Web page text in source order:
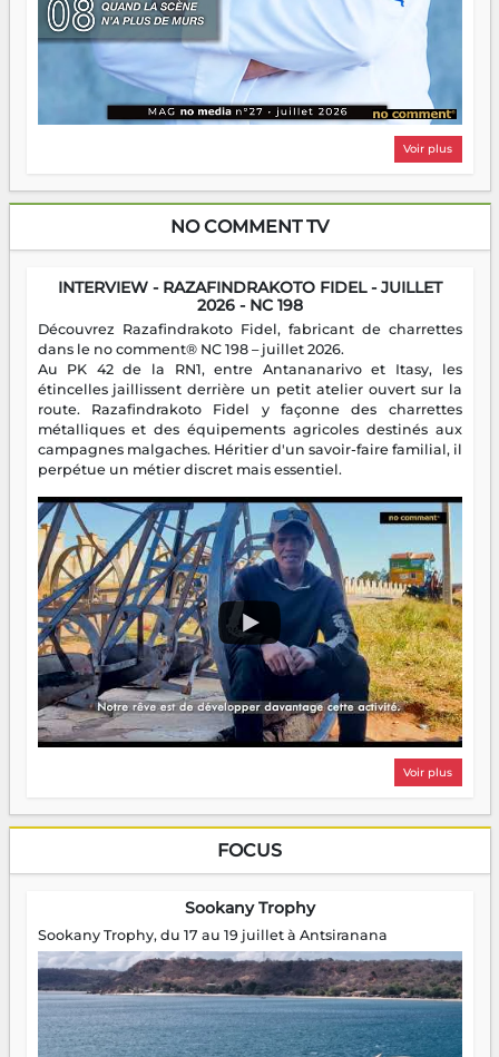
Voir plus
NO COMMENT TV
INTERVIEW - RAZAFINDRAKOTO FIDEL - JUILLET
2026 - NC 198
Découvrez Razafindrakoto Fidel, fabricant de charrettes
dans le no comment® NC 198 – juillet 2026.
Au PK 42 de la RN1, entre Antananarivo et Itasy, les
étincelles jaillissent derrière un petit atelier ouvert sur la
route. Razafindrakoto Fidel y façonne des charrettes
métalliques et des équipements agricoles destinés aux
campagnes malgaches. Héritier d'un savoir-faire familial, il
perpétue un métier discret mais essentiel.
Voir plus
FOCUS
Sookany Trophy
Sookany Trophy, du 17 au 19 juillet à Antsiranana